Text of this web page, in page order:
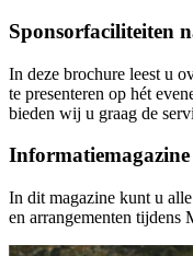
Sponsorfaciliteiten
In deze brochure leest u
te presenteren op hét
bieden wij u graag de
In dit magazine kunt u
en arrangementen tijdens